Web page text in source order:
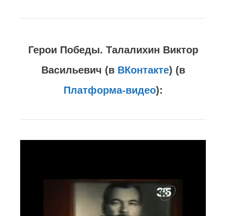
Герои Победы. Талалихин Виктор
Васильевич (в ВКонтакте) (в
Платформа-видео):